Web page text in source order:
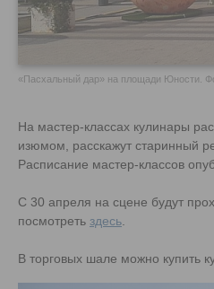
«Пасхальный дар» на площади Юности.
На мастер-классах кулинары
изюмом, расскажут старинный
Расписание мастер-классов
С 30 апреля на сцене будут
посмотреть здесь
В торговых шале можно купить